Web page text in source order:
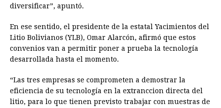
diversificar”, apuntó.
En ese sentido, el presidente de la estatal Yacimientos del
Litio Bolivianos (YLB), Omar Alarcón, afirmó que estos
convenios van a permitir poner a prueba la tecnología
desarrollada hasta el momento.
“Las tres empresas se comprometen a demostrar la
eficiencia de su tecnología en la extranccion directa del
litio, para lo que tienen previsto trabajar con muestras de